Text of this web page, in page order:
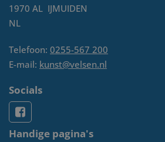
1970 AL IJMUIDEN
NL
Telefoon: 0255-567 200
E-mail: kunst@velsen.nl
Socials
Handige pagina's